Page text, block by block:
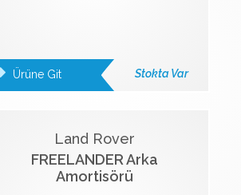
Ürüne Git Stokta Var
Land Rover
FREELANDER Arka
Amortisörü